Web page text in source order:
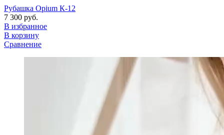
Рубашка Opium К-12
7 300 руб.
В избранное
В корзину
Сравнение